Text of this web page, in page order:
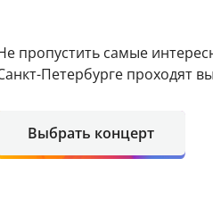
пропустить самые
Петербурге проходят
Выбрать концерт